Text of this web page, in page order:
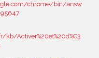
chrome/bin/answ
Activer%20et%20d%C3